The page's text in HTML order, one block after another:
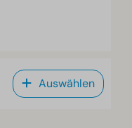
Auswählen